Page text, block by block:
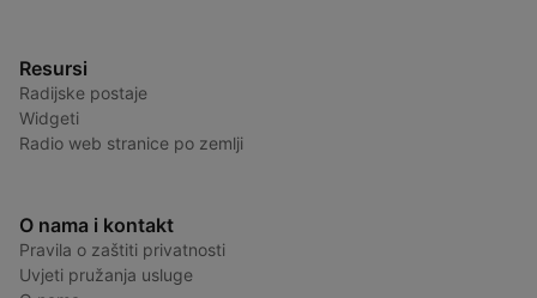
Resursi
Radijske postaje
Widgeti
Radio web stranice po zemlji
O nama i kontakt
Pravila o zaštiti privatnosti
Uvjeti pružanja usluge